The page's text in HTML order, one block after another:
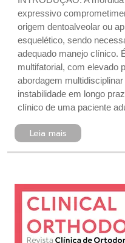
expressivo
origem dentoalveolar ou
esquelético, sendo
adequado manejo clínico.
multifatorial, com elevado
abordagem
instabilidade em longo
clínico de uma paciente
Leia mais